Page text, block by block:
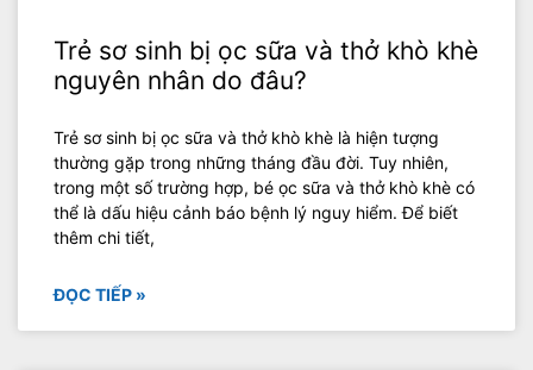
Trẻ sơ sinh bị ọc sữa và thở khò khè
nguyên nhân do đâu?
Trẻ sơ sinh bị ọc sữa và thở khò khè là hiện tượng
thường gặp trong những tháng đầu đời. Tuy nhiên,
trong một số trường hợp, bé ọc sữa và thở khò khè có
thể là dấu hiệu cảnh báo bệnh lý nguy hiểm. Để biết
thêm chi tiết,
ĐỌC TIẾP »